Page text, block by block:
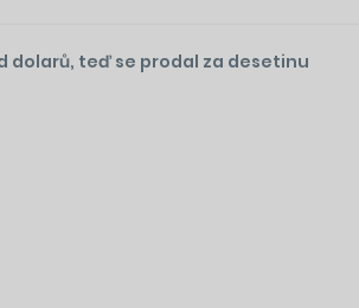
dolarů, teď se prodal za desetinu